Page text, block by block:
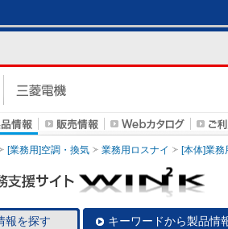
[業務用]空調・換気 業務用ロスナイ [本体]業務
報を探す キーワードから製品情